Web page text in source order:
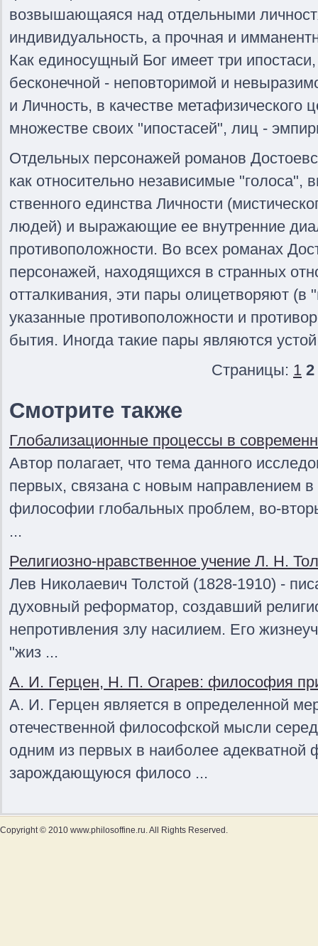
возвышающаяся над отдельными
индивидуальность, а прочная и
Как единосущный Бог имеет три
бесконечной - неповторимой и
и Личность, в качестве метафизического
множестве своих "ипостасей", лиц -
Отдельных персонажей романов
как относительно независимые
ственного единства Личности
людей) и выражающие ее внутренние
противоположности. Во всех романах
персонажей, находящихся в странных
отталкивания, эти пары олицетворяют (в
указанные противоположности и
бытия. Иногда такие пары являются устой
Страницы: 1 2
Смотрите также
Глобализационные процессы в
Автор полагает, что тема данного
первых, связана с новым направлением
философии глобальных проблем, во-
...
Религиозно-нравственное учение Л. Н.
Лев Николаевич Толстой (1828-1910) -
духовный реформатор, создавший
непротивления злу насилием. Его
"жиз ...
А. И. Герцен, Н. П. Огарев: философия
А. И. Герцен является в определенной
отечественной философской мысли
одним из первых в наиболее адекватной
зарождающуюся филосо ...
Copyright © 2010 www.philosoffine.ru. All Rights Reserved.